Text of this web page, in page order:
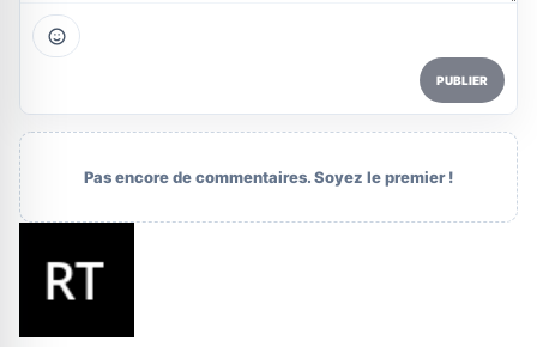
PUBLIER
Pas encore de commentaires. Soyez le premier !